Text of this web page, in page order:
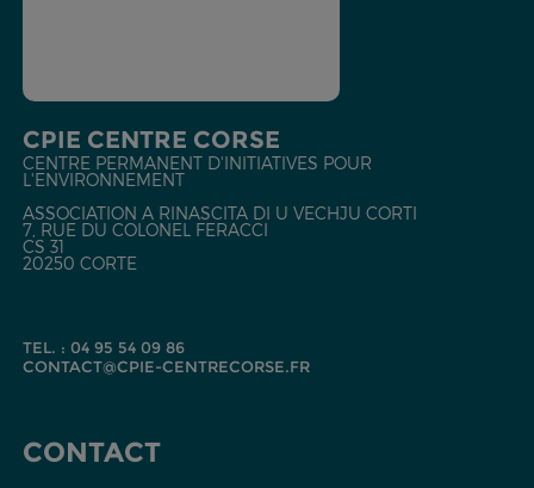
CPIE CENTRE CORSE
CENTRE PERMANENT D'INITIATIVES POUR
L'ENVIRONNEMENT
ASSOCIATION A RINASCITA DI U VECHJU CORTI
7, RUE DU COLONEL FERACCI
CS 31
20250 CORTE
TEL. : 04 95 54 09 86
CONTACT@CPIE-CENTRECORSE.FR
CONTACT